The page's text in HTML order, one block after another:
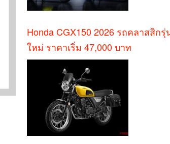
Honda CGX150 2026 รถคลาสสิกรุ่
ใหม่ ราคาเริ่ม 47,000 บาท